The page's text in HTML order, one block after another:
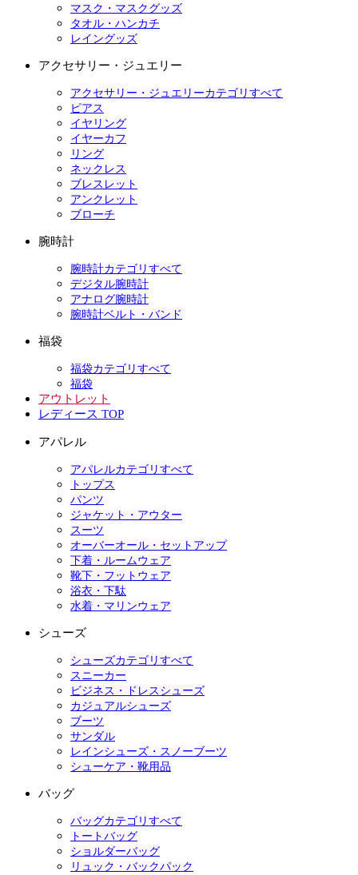
マスク・マスクグッズ
タオル・ハンカチ
レイングッズ
アクセサリー・ジュエリー
アクセサリー・ジュエリーカテゴリすべて
ピアス
イヤリング
イヤーカフ
リング
ネックレス
ブレスレット
アンクレット
ブローチ
腕時計
腕時計カテゴリすべて
デジタル腕時計
アナログ腕時計
腕時計ベルト・バンド
福袋
福袋カテゴリすべて
福袋
アウトレット
レディース TOP
アパレル
アパレルカテゴリすべて
トップス
パンツ
ジャケット・アウター
スーツ
オーバーオール・セットアップ
下着・ルームウェア
靴下・フットウェア
浴衣・下駄
水着・マリンウェア
シューズ
シューズカテゴリすべて
スニーカー
ビジネス・ドレスシューズ
カジュアルシューズ
ブーツ
サンダル
レインシューズ・スノーブーツ
シューケア・靴用品
バッグ
バッグカテゴリすべて
トートバッグ
ショルダーバッグ
リュック・バックパック